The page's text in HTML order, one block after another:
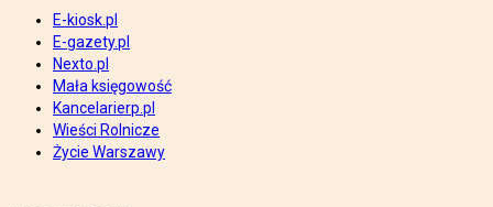
E-kiosk.pl
E-gazety.pl
Nexto.pl
Mała księgowość
Kancelarierp.pl
Wieści Rolnicze
Życie Warszawy